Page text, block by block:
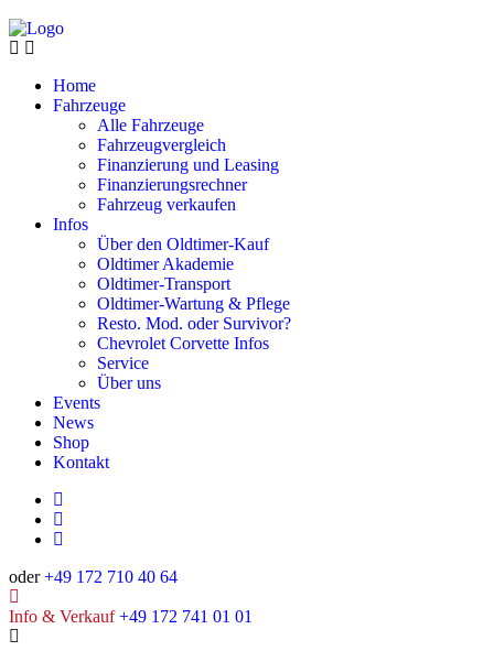
Home
Fahrzeuge
Alle Fahrzeuge
Fahrzeugvergleich
Finanzierung und Leasing
Finanzierungsrechner
Fahrzeug verkaufen
Infos
Über den Oldtimer-Kauf
Oldtimer Akademie
Oldtimer-Transport
Oldtimer-Wartung & Pflege
Resto. Mod. oder Survivor?
Chevrolet Corvette Infos
Service
Über uns
Events
News
Shop
Kontakt
oder+49 172 710 40 64
Info & Verkauf+49 172 741 01 01